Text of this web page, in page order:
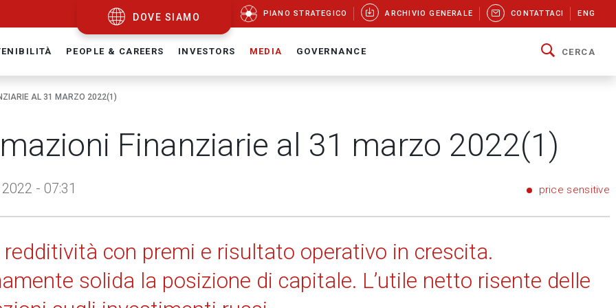
DOVE SIAMO PIANO STRATEGICO ARCHIVIO GENERALE CONTATTACI ENG
PEOPLE & CAREERS INVESTORS MEDIA GOVERNANCE CERCA
AL 31 MARZO 2022(1)
Finanziarie al 31 marzo 2022(1)
- 07:31 price sensitive
con premi e risultato operativo in crescita.
solida la posizione di capitale. L’utile netto risente delle